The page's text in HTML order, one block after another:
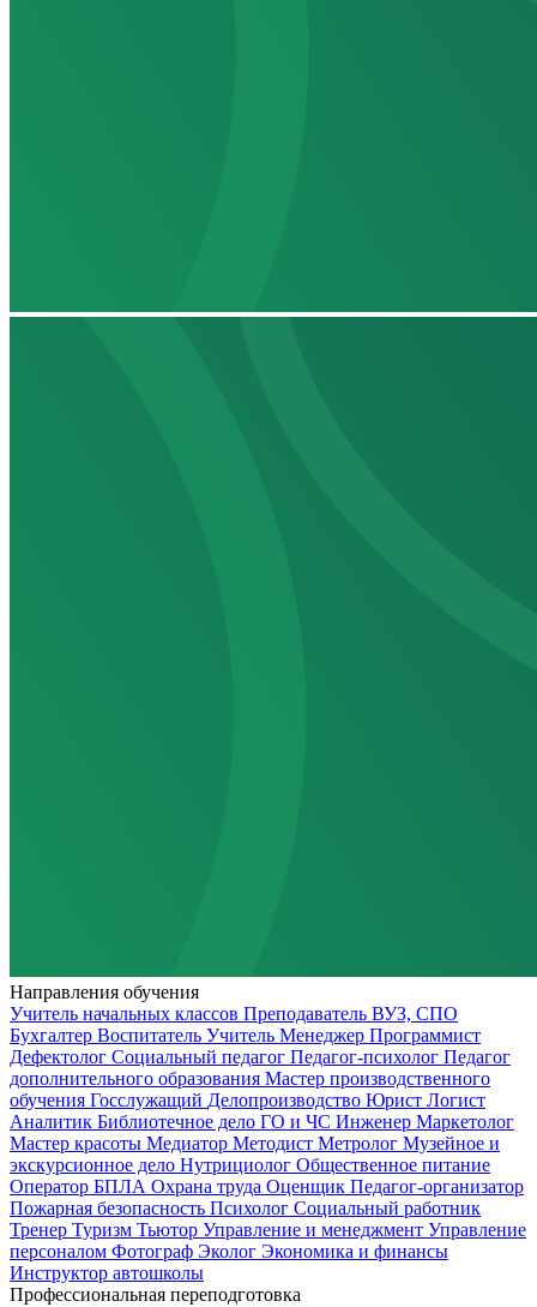
Направления обучения
Учитель начальных классов Преподаватель ВУЗ, СПО
Бухгалтер Воспитатель Учитель Менеджер Программист
Дефектолог Социальный педагог Педагог-психолог Педагог
дополнительного образования Мастер производственного
обучения Госслужащий Делопроизводство Юрист Логист
Аналитик Библиотечное дело ГО и ЧС Инженер Маркетолог
Мастер красоты Медиатор Методист Метролог Музейное и
экскурсионное дело Нутрициолог Общественное питание
Оператор БПЛА Охрана труда Оценщик Педагог-организатор
Пожарная безопасность Психолог Социальный работник
Тренер Туризм Тьютор Управление и менеджмент Управление
персоналом Фотограф Эколог Экономика и финансы
Инструктор автошколы
Профессиональная переподготовка